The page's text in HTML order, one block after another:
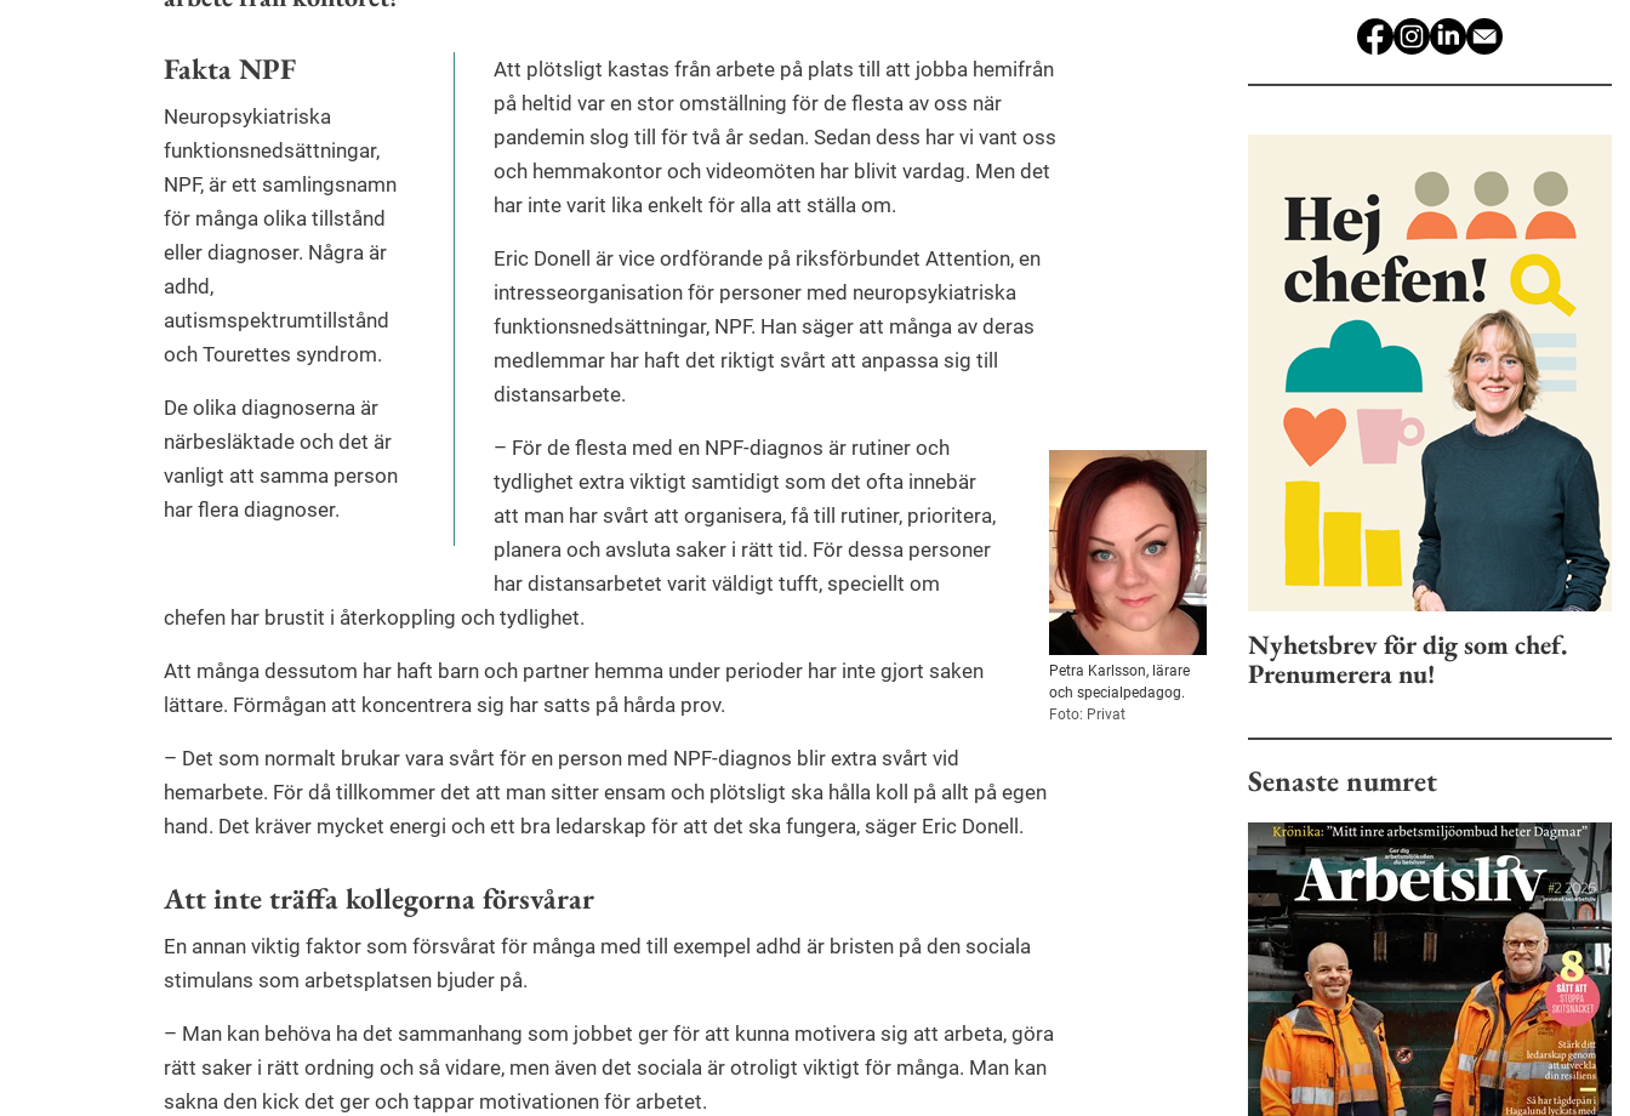
Fakta NPF
Neuropsykiatriska
funktionsnedsättningar,
NPF, är ett samlingsnamn
för många olika tillstånd
eller diagnoser. Några är
adhd,
autismspektrumtillstånd
och Tourettes syndrom.
De olika diagnoserna är
närbesläktade och det är
vanligt att samma person
har flera diagnoser.
Att plötsligt kastas från arbete på plats till att jobba hemifrån
på heltid var en stor omställning för de flesta av oss när
pandemin slog till för två år sedan. Sedan dess har vi vant oss
och hemmakontor och videomöten har blivit vardag. Men det
har inte varit lika enkelt för alla att ställa om.
Eric Donell är vice ordförande på riksförbundet Attention, en
intresseorganisation för personer med neuropsykiatriska
funktionsnedsättningar, NPF. Han säger att många av deras
medlemmar har haft det riktigt svårt att anpassa sig till
distansarbete.
Petra Karlsson, lärare
och specialpedagog.
Foto: Privat
– För de flesta med en NPF-diagnos är rutiner och
tydlighet extra viktigt samtidigt som det ofta innebär
att man har svårt att organisera, få till rutiner, prioritera,
planera och avsluta saker i rätt tid. För dessa personer
har distansarbetet varit väldigt tufft, speciellt om
chefen har brustit i återkoppling och tydlighet.
Att många dessutom har haft barn och partner hemma under perioder har inte gjort saken
lättare. Förmågan att koncentrera sig har satts på hårda prov.
– Det som normalt brukar vara svårt för en person med NPF-diagnos blir extra svårt vid
hemarbete. För då tillkommer det att man sitter ensam och plötsligt ska hålla koll på allt på egen
hand. Det kräver mycket energi och ett bra ledarskap för att det ska fungera, säger Eric Donell.
Att inte träffa kollegorna försvårar
En annan viktig faktor som försvårat för många med till exempel adhd är bristen på den sociala
stimulans som arbetsplatsen bjuder på.
– Man kan behöva ha det sammanhang som jobbet ger för att kunna motivera sig att arbeta, göra
rätt saker i rätt ordning och så vidare, men även det sociala är otroligt viktigt för många. Man kan
sakna den kick det ger och tappar motivationen för arbetet.
Nyhetsbrev för dig som chef.
Prenumerera nu!
Senaste numret